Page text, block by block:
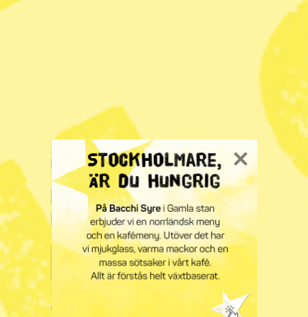
• Spritpenna: Röd etanol.
• Stearin: Stryk plagget med ett tjockt, poröst papper
mellan strykjärnet och fläcken. Eller lägg plagget i frysen
och bryt bort stearinet när det har stelnat. Fettfläckarna
som blir kvar tar du bort med potatismjöl.
• Svett: Gnid in en blandning av citronsyrapulver och
diskmedel på de gula fläckarna under armarna och låt
verka innan tvätt.
KATEGORI
Energi